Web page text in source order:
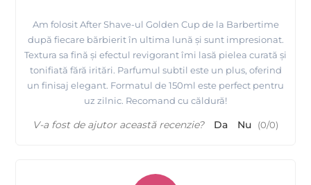
Am folosit After Shave-ul Golden Cup de la Barbertime
după fiecare bărbierit în ultima lună și sunt impresionat.
Textura sa fină și efectul revigorant îmi lasă pielea curată și
tonifiată fără iritări. Parfumul subtil este un plus, oferind
un finisaj elegant. Formatul de 150ml este perfect pentru
uz zilnic. Recomand cu căldură!
V-a fost de ajutor această recenzie? Da Nu (0/0)